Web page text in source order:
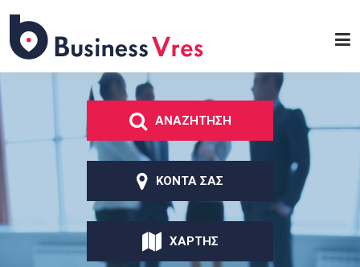
κυρίως περιεχόμενο
Business
ΑΝΑΖΗΤΗΣΗ
ΚΟΝΤΑ ΣΑΣ
ΧΑΡΤΗΣ